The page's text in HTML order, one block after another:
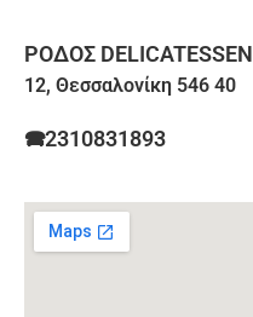
ΡΟΔΟΣ DELICATESSEN
12, Θεσσαλονίκη 546 40
🕿2310831893